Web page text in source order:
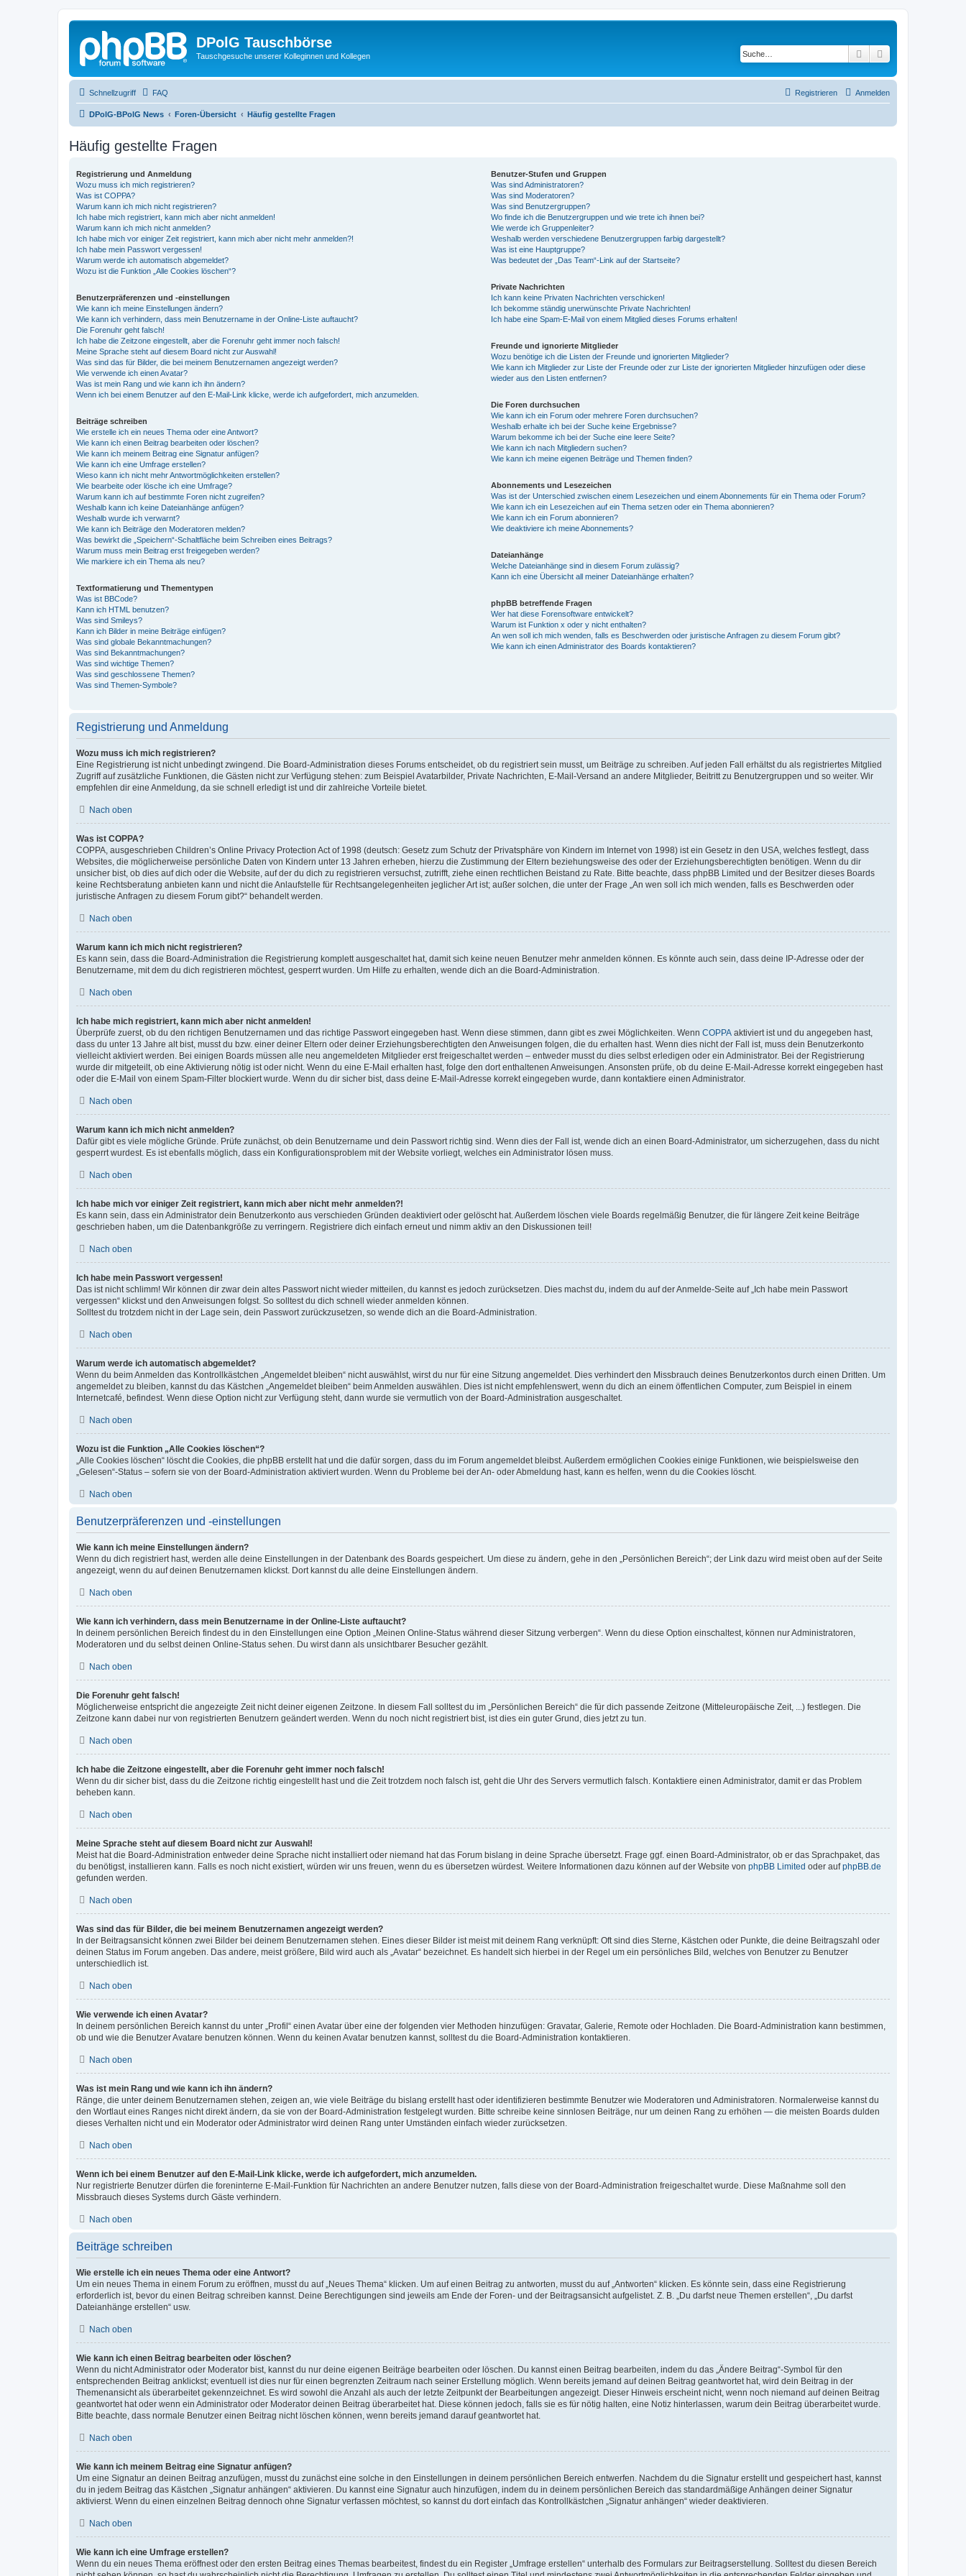
DPolG Tauschbörse
Tauschgesuche unserer Kolleginnen und Kollegen Suche
Schnellzugriff FAQ Anmelden
Registrieren
DPolG-BPolG News Foren-Übersicht Häufig gestellte Fragen
Häufig gestellte Fragen
Registrierung und Anmeldung
Wozu muss ich mich registrieren?
Was ist COPPA?
Warum kann ich mich nicht registrieren?
Ich habe mich registriert, kann mich aber nicht anmelden!
Warum kann ich mich nicht anmelden?
Ich habe mich vor einiger Zeit registriert, kann mich aber nicht mehr anmelden?!
Ich habe mein Passwort vergessen!
Warum werde ich automatisch abgemeldet?
Wozu ist die Funktion „Alle Cookies löschen“?
Benutzerpräferenzen und -einstellungen
Wie kann ich meine Einstellungen ändern?
Wie kann ich verhindern, dass mein Benutzername in der Online-Liste auftaucht?
Die Forenuhr geht falsch!
Ich habe die Zeitzone eingestellt, aber die Forenuhr geht immer noch falsch!
Meine Sprache steht auf diesem Board nicht zur Auswahl!
Was sind das für Bilder, die bei meinem Benutzernamen angezeigt werden?
Wie verwende ich einen Avatar?
Was ist mein Rang und wie kann ich ihn ändern?
Wenn ich bei einem Benutzer auf den E-Mail-Link klicke, werde ich aufgefordert, mich anzumelden.
Beiträge schreiben
Wie erstelle ich ein neues Thema oder eine Antwort?
Wie kann ich einen Beitrag bearbeiten oder löschen?
Wie kann ich meinem Beitrag eine Signatur anfügen?
Wie kann ich eine Umfrage erstellen?
Wieso kann ich nicht mehr Antwortmöglichkeiten erstellen?
Wie bearbeite oder lösche ich eine Umfrage?
Warum kann ich auf bestimmte Foren nicht zugreifen?
Weshalb kann ich keine Dateianhänge anfügen?
Weshalb wurde ich verwarnt?
Wie kann ich Beiträge den Moderatoren melden?
Was bewirkt die „Speichern“-Schaltfläche beim Schreiben eines Beitrags?
Warum muss mein Beitrag erst freigegeben werden?
Wie markiere ich ein Thema als neu?
Textformatierung und Thementypen
Was ist BBCode?
Kann ich HTML benutzen?
Was sind Smileys?
Kann ich Bilder in meine Beiträge einfügen?
Was sind globale Bekanntmachungen?
Was sind Bekanntmachungen?
Was sind wichtige Themen?
Was sind geschlossene Themen?
Was sind Themen-Symbole?
Benutzer-Stufen und Gruppen
Was sind Administratoren?
Was sind Moderatoren?
Was sind Benutzergruppen?
Wo finde ich die Benutzergruppen und wie trete ich ihnen bei?
Wie werde ich Gruppenleiter?
Weshalb werden verschiedene Benutzergruppen farbig dargestellt?
Was ist eine Hauptgruppe?
Was bedeutet der „Das Team“-Link auf der Startseite?
Private Nachrichten
Ich kann keine Privaten Nachrichten verschicken!
Ich bekomme ständig unerwünschte Private Nachrichten!
Ich habe eine Spam-E-Mail von einem Mitglied dieses Forums erhalten!
Freunde und ignorierte Mitglieder
Wozu benötige ich die Listen der Freunde und ignorierten Mitglieder?
Wie kann ich Mitglieder zur Liste der Freunde oder zur Liste der ignorierten Mitglieder hinzufügen oder diese
wieder aus den Listen entfernen?
Die Foren durchsuchen
Wie kann ich ein Forum oder mehrere Foren durchsuchen?
Weshalb erhalte ich bei der Suche keine Ergebnisse?
Warum bekomme ich bei der Suche eine leere Seite?
Wie kann ich nach Mitgliedern suchen?
Wie kann ich meine eigenen Beiträge und Themen finden?
Abonnements und Lesezeichen
Was ist der Unterschied zwischen einem Lesezeichen und einem Abonnements für ein Thema oder Forum?
Wie kann ich ein Lesezeichen auf ein Thema setzen oder ein Thema abonnieren?
Wie kann ich ein Forum abonnieren?
Wie deaktiviere ich meine Abonnements?
Dateianhänge
Welche Dateianhänge sind in diesem Forum zulässig?
Kann ich eine Übersicht all meiner Dateianhänge erhalten?
phpBB betreffende Fragen
Wer hat diese Forensoftware entwickelt?
Warum ist Funktion x oder y nicht enthalten?
An wen soll ich mich wenden, falls es Beschwerden oder juristische Anfragen zu diesem Forum gibt?
Wie kann ich einen Administrator des Boards kontaktieren?
Registrierung und Anmeldung
Wozu muss ich mich registrieren?
Eine Registrierung ist nicht unbedingt zwingend. Die Board-Administration dieses Forums entscheidet, ob du registriert sein musst, um Beiträge zu schreiben. Auf jeden Fall erhältst du als registriertes Mitglied
Zugriff auf zusätzliche Funktionen, die Gästen nicht zur Verfügung stehen: zum Beispiel Avatarbilder, Private Nachrichten, E-Mail-Versand an andere Mitglieder, Beitritt zu Benutzergruppen und so weiter. Wir
empfehlen dir eine Anmeldung, da sie schnell erledigt ist und dir zahlreiche Vorteile bietet.
Nach oben
Was ist COPPA?
COPPA, ausgeschrieben Children’s Online Privacy Protection Act of 1998 (deutsch: Gesetz zum Schutz der Privatsphäre von Kindern im Internet von 1998) ist ein Gesetz in den USA, welches festlegt, dass
Websites, die möglicherweise persönliche Daten von Kindern unter 13 Jahren erheben, hierzu die Zustimmung der Eltern beziehungsweise des oder der Erziehungsberechtigten benötigen. Wenn du dir
unsicher bist, ob dies auf dich oder die Website, auf der du dich zu registrieren versuchst, zutrifft, ziehe einen rechtlichen Beistand zu Rate. Bitte beachte, dass phpBB Limited und der Besitzer dieses Boards
keine Rechtsberatung anbieten kann und nicht die Anlaufstelle für Rechtsangelegenheiten jeglicher Art ist; außer solchen, die unter der Frage „An wen soll ich mich wenden, falls es Beschwerden oder
juristische Anfragen zu diesem Forum gibt?“ behandelt werden.
Nach oben
Warum kann ich mich nicht registrieren?
Es kann sein, dass die Board-Administration die Registrierung komplett ausgeschaltet hat, damit sich keine neuen Benutzer mehr anmelden können. Es könnte auch sein, dass deine IP-Adresse oder der
Benutzername, mit dem du dich registrieren möchtest, gesperrt wurden. Um Hilfe zu erhalten, wende dich an die Board-Administration.
Nach oben
Ich habe mich registriert, kann mich aber nicht anmelden!
Überprüfe zuerst, ob du den richtigen Benutzernamen und das richtige Passwort eingegeben hast. Wenn diese stimmen, dann gibt es zwei Möglichkeiten. Wenn COPPA aktiviert ist und du angegeben hast,
dass du unter 13 Jahre alt bist, musst du bzw. einer deiner Eltern oder deiner Erziehungsberechtigten den Anweisungen folgen, die du erhalten hast. Wenn dies nicht der Fall ist, muss dein Benutzerkonto
vielleicht aktiviert werden. Bei einigen Boards müssen alle neu angemeldeten Mitglieder erst freigeschaltet werden – entweder musst du dies selbst erledigen oder ein Administrator. Bei der Registrierung
wurde dir mitgeteilt, ob eine Aktivierung nötig ist oder nicht. Wenn du eine E-Mail erhalten hast, folge den dort enthaltenen Anweisungen. Ansonsten prüfe, ob du deine E-Mail-Adresse korrekt eingegeben hast
oder die E-Mail von einem Spam-Filter blockiert wurde. Wenn du dir sicher bist, dass deine E-Mail-Adresse korrekt eingegeben wurde, dann kontaktiere einen Administrator.
Nach oben
Warum kann ich mich nicht anmelden?
Dafür gibt es viele mögliche Gründe. Prüfe zunächst, ob dein Benutzername und dein Passwort richtig sind. Wenn dies der Fall ist, wende dich an einen Board-Administrator, um sicherzugehen, dass du nicht
gesperrt wurdest. Es ist ebenfalls möglich, dass ein Konfigurationsproblem mit der Website vorliegt, welches ein Administrator lösen muss.
Nach oben
Ich habe mich vor einiger Zeit registriert, kann mich aber nicht mehr anmelden?!
Es kann sein, dass ein Administrator dein Benutzerkonto aus verschieden Gründen deaktiviert oder gelöscht hat. Außerdem löschen viele Boards regelmäßig Benutzer, die für längere Zeit keine Beiträge
geschrieben haben, um die Datenbankgröße zu verringern. Registriere dich einfach erneut und nimm aktiv an den Diskussionen teil!
Nach oben
Ich habe mein Passwort vergessen!
Das ist nicht schlimm! Wir können dir zwar dein altes Passwort nicht wieder mitteilen, du kannst es jedoch zurücksetzen. Dies machst du, indem du auf der Anmelde-Seite auf „Ich habe mein Passwort
vergessen“ klickst und den Anweisungen folgst. So solltest du dich schnell wieder anmelden können.
Solltest du trotzdem nicht in der Lage sein, dein Passwort zurückzusetzen, so wende dich an die Board-Administration.
Nach oben
Warum werde ich automatisch abgemeldet?
Wenn du beim Anmelden das Kontrollkästchen „Angemeldet bleiben“ nicht auswählst, wirst du nur für eine Sitzung angemeldet. Dies verhindert den Missbrauch deines Benutzerkontos durch einen Dritten. Um
angemeldet zu bleiben, kannst du das Kästchen „Angemeldet bleiben“ beim Anmelden auswählen. Dies ist nicht empfehlenswert, wenn du dich an einem öffentlichen Computer, zum Beispiel in einem
Internetcafé, befindest. Wenn diese Option nicht zur Verfügung steht, dann wurde sie vermutlich von der Board-Administration ausgeschaltet.
Nach oben
Wozu ist die Funktion „Alle Cookies löschen“?
„Alle Cookies löschen“ löscht die Cookies, die phpBB erstellt hat und die dafür sorgen, dass du im Forum angemeldet bleibst. Außerdem ermöglichen Cookies einige Funktionen, wie beispielsweise den
„Gelesen“-Status – sofern sie von der Board-Administration aktiviert wurden. Wenn du Probleme bei der An- oder Abmeldung hast, kann es helfen, wenn du die Cookies löscht.
Nach oben
Benutzerpräferenzen und -einstellungen
Wie kann ich meine Einstellungen ändern?
Wenn du dich registriert hast, werden alle deine Einstellungen in der Datenbank des Boards gespeichert. Um diese zu ändern, gehe in den „Persönlichen Bereich“; der Link dazu wird meist oben auf der Seite
angezeigt, wenn du auf deinen Benutzernamen klickst. Dort kannst du alle deine Einstellungen ändern.
Nach oben
Wie kann ich verhindern, dass mein Benutzername in der Online-Liste auftaucht?
In deinem persönlichen Bereich findest du in den Einstellungen eine Option „Meinen Online-Status während dieser Sitzung verbergen“. Wenn du diese Option einschaltest, können nur Administratoren,
Moderatoren und du selbst deinen Online-Status sehen. Du wirst dann als unsichtbarer Besucher gezählt.
Nach oben
Die Forenuhr geht falsch!
Möglicherweise entspricht die angezeigte Zeit nicht deiner eigenen Zeitzone. In diesem Fall solltest du im „Persönlichen Bereich“ die für dich passende Zeitzone (Mitteleuropäische Zeit, ...) festlegen. Die
Zeitzone kann dabei nur von registrierten Benutzern geändert werden. Wenn du noch nicht registriert bist, ist dies ein guter Grund, dies jetzt zu tun.
Nach oben
Ich habe die Zeitzone eingestellt, aber die Forenuhr geht immer noch falsch!
Wenn du dir sicher bist, dass du die Zeitzone richtig eingestellt hast und die Zeit trotzdem noch falsch ist, geht die Uhr des Servers vermutlich falsch. Kontaktiere einen Administrator, damit er das Problem
beheben kann.
Nach oben
Meine Sprache steht auf diesem Board nicht zur Auswahl!
Meist hat die Board-Administration entweder deine Sprache nicht installiert oder niemand hat das Forum bislang in deine Sprache übersetzt. Frage ggf. einen Board-Administrator, ob er das Sprachpaket, das
du benötigst, installieren kann. Falls es noch nicht existiert, würden wir uns freuen, wenn du es übersetzen würdest. Weitere Informationen dazu können auf der Website von phpBB Limited oder aufphpBB.de
gefunden werden.
Nach oben
Was sind das für Bilder, die bei meinem Benutzernamen angezeigt werden?
In der Beitragsansicht können zwei Bilder bei deinem Benutzernamen stehen. Eines dieser Bilder ist meist mit deinem Rang verknüpft: Oft sind dies Sterne, Kästchen oder Punkte, die deine Beitragszahl oder
deinen Status im Forum angeben. Das andere, meist größere, Bild wird auch als „Avatar“ bezeichnet. Es handelt sich hierbei in der Regel um ein persönliches Bild, welches von Benutzer zu Benutzer
unterschiedlich ist.
Nach oben
Wie verwende ich einen Avatar?
In deinem persönlichen Bereich kannst du unter „Profil“ einen Avatar über eine der folgenden vier Methoden hinzufügen: Gravatar, Galerie, Remote oder Hochladen. Die Board-Administration kann bestimmen,
ob und wie die Benutzer Avatare benutzen können. Wenn du keinen Avatar benutzen kannst, solltest du die Board-Administration kontaktieren.
Nach oben
Was ist mein Rang und wie kann ich ihn ändern?
Ränge, die unter deinem Benutzernamen stehen, zeigen an, wie viele Beiträge du bislang erstellt hast oder identifizieren bestimmte Benutzer wie Moderatoren und Administratoren. Normalerweise kannst du
den Wortlaut eines Ranges nicht direkt ändern, da sie von der Board-Administration festgelegt wurden. Bitte schreibe keine sinnlosen Beiträge, nur um deinen Rang zu erhöhen — die meisten Boards dulden
dieses Verhalten nicht und ein Moderator oder Administrator wird deinen Rang unter Umständen einfach wieder zurücksetzen.
Nach oben
Wenn ich bei einem Benutzer auf den E-Mail-Link klicke, werde ich aufgefordert, mich anzumelden.
Nur registrierte Benutzer dürfen die foreninterne E-Mail-Funktion für Nachrichten an andere Benutzer nutzen, falls diese von der Board-Administration freigeschaltet wurde. Diese Maßnahme soll den
Missbrauch dieses Systems durch Gäste verhindern.
Nach oben
Beiträge schreiben
Wie erstelle ich ein neues Thema oder eine Antwort?
Um ein neues Thema in einem Forum zu eröffnen, musst du auf „Neues Thema“ klicken. Um auf einen Beitrag zu antworten, musst du auf „Antworten“ klicken. Es könnte sein, dass eine Registrierung
erforderlich ist, bevor du einen Beitrag schreiben kannst. Deine Berechtigungen sind jeweils am Ende der Foren- und der Beitragsansicht aufgelistet. Z. B. „Du darfst neue Themen erstellen“, „Du darfst
Dateianhänge erstellen“ usw.
Nach oben
Wie kann ich einen Beitrag bearbeiten oder löschen?
Wenn du nicht Administrator oder Moderator bist, kannst du nur deine eigenen Beiträge bearbeiten oder löschen. Du kannst einen Beitrag bearbeiten, indem du das „Ändere Beitrag“-Symbol für den
entsprechenden Beitrag anklickst; eventuell ist dies nur für einen begrenzten Zeitraum nach seiner Erstellung möglich. Wenn bereits jemand auf deinen Beitrag geantwortet hat, wird dein Beitrag in der
Themenansicht als überarbeitet gekennzeichnet. Es wird sowohl die Anzahl als auch der letzte Zeitpunkt der Bearbeitungen angezeigt. Dieser Hinweis erscheint nicht, wenn noch niemand auf deinen Beitrag
geantwortet hat oder wenn ein Administrator oder Moderator deinen Beitrag überarbeitet hat. Diese können jedoch, falls sie es für nötig halten, eine Notiz hinterlassen, warum dein Beitrag überarbeitet wurde.
Bitte beachte, dass normale Benutzer einen Beitrag nicht löschen können, wenn bereits jemand darauf geantwortet hat.
Nach oben
Wie kann ich meinem Beitrag eine Signatur anfügen?
Um eine Signatur an deinen Beitrag anzufügen, musst du zunächst eine solche in den Einstellungen in deinem persönlichen Bereich entwerfen. Nachdem du die Signatur erstellt und gespeichert hast, kannst
du in jedem Beitrag das Kästchen „Signatur anhängen“ aktivieren. Du kannst eine Signatur auch hinzufügen, indem du in deinem persönlichen Bereich das standardmäßige Anhängen deiner Signatur
aktivierst. Wenn du einen einzelnen Beitrag dennoch ohne Signatur verfassen möchtest, so kannst du dort einfach das Kontrollkästchen „Signatur anhängen“ wieder deaktivieren.
Nach oben
Wie kann ich eine Umfrage erstellen?
Wenn du ein neues Thema eröffnest oder den ersten Beitrag eines Themas bearbeitest, findest du ein Register „Umfrage erstellen“ unterhalb des Formulars zur Beitragserstellung. Solltest du diesen Bereich